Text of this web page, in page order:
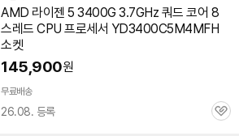
AMD 라이젠 5 3400G 3.7GHz 쿼드 코어 8
스레드 CPU 프로세서 YD3400C5M4MFH
소켓
145,900원
무료배송
26.08. 등록
관